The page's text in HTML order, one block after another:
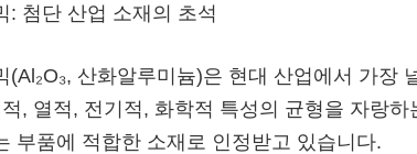
: 첨단 산업 소재의 초석
(Al₂O₃, 산화알루미늄)은 현대 산업에서 가장
, 열적, 전기적, 화학적 특성의 균형을 자랑
부품에 적합한 소재로 인정받고 있습니다.